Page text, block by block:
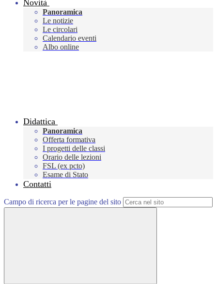
Novità
Panoramica
Le notizie
Le circolari
Calendario eventi
Albo online
Didattica
Panoramica
Offerta formativa
I progetti delle classi
Orario delle lezioni
FSL (ex pcto)
Esame di Stato
Contatti
Campo di ricerca per le pagine del sito